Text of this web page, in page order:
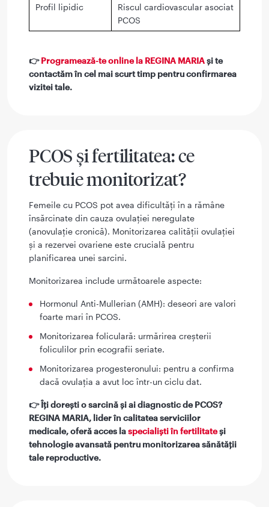
Profil lipidic
Riscul cardiovascular asociat
PCOS
👉Programează-te online la REGINA MARIAși te
contactăm în cel mai scurt timp pentru confirmarea
vizitei tale.
PCOS și fertilitatea: ce
trebuie monitorizat?
Femeile cu PCOS pot avea dificultăți în a rămâne
însărcinate din cauza ovulației neregulate
(anovulație cronică). Monitorizarea calității ovulației
și a rezervei ovariene este crucială pentru
planificarea unei sarcini.
Monitorizarea include următoarele aspecte:
Hormonul Anti-Mullerian (AMH): deseori are valori
foarte mari în PCOS.
Monitorizarea foliculară: urmărirea creșterii
foliculilor prin ecografii seriate.
Monitorizarea progesteronului: pentru a confirma
dacă ovulația a avut loc într-un ciclu dat.
👉 Îți dorești o sarcină și ai diagnostic de PCOS?
REGINA MARIA, lider în calitatea serviciilor
medicale, oferă acces laspecialiști în fertilitateși
tehnologie avansată pentru monitorizarea sănătății
tale reproductive.